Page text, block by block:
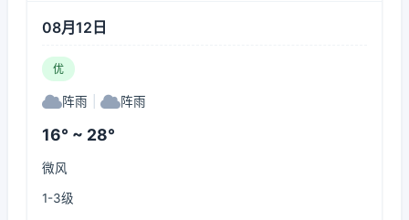
08月12日
优
阵雨 阵雨
16° ~ 28°
微风
1-3级